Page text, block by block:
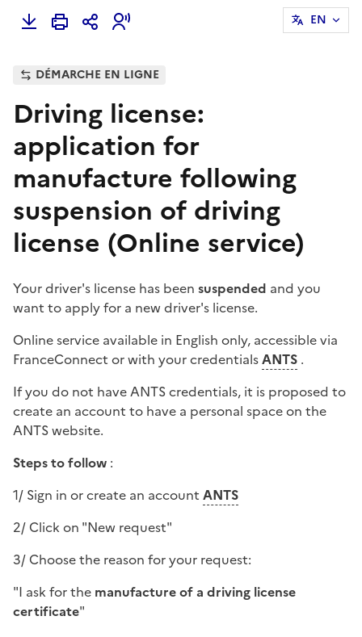
EN
DÉMARCHE EN LIGNE
Driving license:
application for
manufacture following
suspension of driving
license (Online service)
Your driver's license has been suspended and you
want to apply for a new driver's license.
Online service available in English only, accessible via
FranceConnect or with your credentialsANTS .
If you do not have ANTS credentials, it is proposed to
create an account to have a personal space on the
ANTS website.
Steps to follow :
1/ Sign in or create an account ANTS
2/ Click on "New request"
3/ Choose the reason for your request:
"I ask for the manufacture of a driving license
certificate"